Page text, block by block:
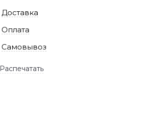
Доставка
Оплата
Самовывоз
Распечатать